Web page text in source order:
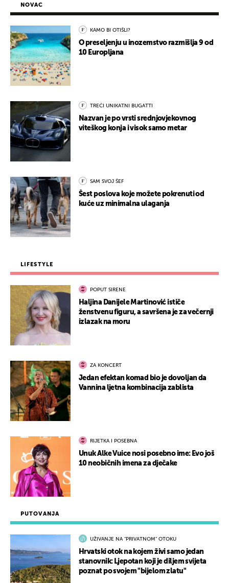
PUTOVANJA
UŽIVANJE NA "PRIVATNOM" OTOKU
Hrvatski otok na kojem živi samo jedan
stanovnik: Ljepotan koji je diljem svijeta
poznat po svojem "bijelom zlatu"
NOVAC
KAMO BI OTIŠLI?
O preseljenju u inozemstvo razmišlja 9 od
10 Europljana
TREĆI UNIKATNI BUGATTI
Nazvan je po vrsti srednjovjekovnog
viteškog konja i visok samo metar
SAM SVOJ ŠEF
Šest poslova koje možete pokrenuti od
kuće uz minimalna ulaganja
LIFESTYLE
POPUT SIRENE
Haljina Danijele Martinović ističe
ženstvenu figuru, a savršena je za večernji
izlazak na moru
ZA KONCERT
Jedan efektan komad bio je dovoljan da
Vannina ljetna kombinacija zablista
RIJETKA I POSEBNA
Unuk Alke Vuice nosi posebno ime: Evo još
10 neobičnih imena za dječake